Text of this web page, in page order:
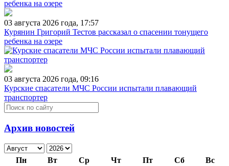
03 августа 2026 года, 17:57
Курянин Григорий Тестов рассказал о спасении тонущего
ребенка на озере
03 августа 2026 года, 09:16
Курские спасатели МЧС России испытали плавающий
транспортер
Архив новостей
Пн Вт Ср Чт Пт Сб
Вс